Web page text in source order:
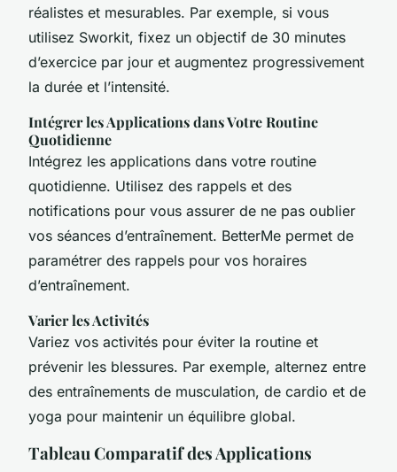
réalistes et mesurables. Par exemple, si vous
utilisez Sworkit, fixez un objectif de 30 minutes
d’exercice par jour et augmentez progressivement
la durée et l’intensité.
Intégrer les Applications dans Votre Routine
Quotidienne
Intégrez les applications dans votre routine
quotidienne. Utilisez des rappels et des
notifications pour vous assurer de ne pas oublier
vos séances d’entraînement. BetterMe permet de
paramétrer des rappels pour vos horaires
d’entraînement.
Varier les Activités
Variez vos activités pour éviter la routine et
prévenir les blessures. Par exemple, alternez entre
des entraînements de musculation, de cardio et de
yoga pour maintenir un équilibre global.
Tableau Comparatif des Applications